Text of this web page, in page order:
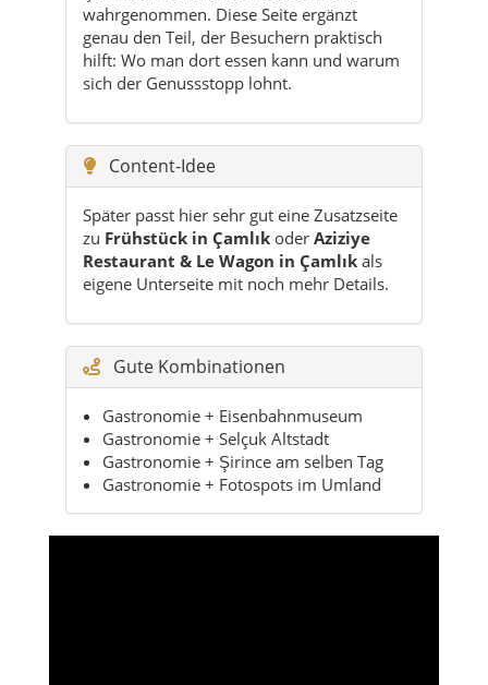
wahrgenommen. Diese Seite ergänzt
genau den Teil, der Besuchern praktisch
hilft: Wo man dort essen kann und warum
sich der Genussstopp lohnt.
Content-Idee
Später passt hier sehr gut eine Zusatzseite
zu Frühstück in Çamlık oder Aziziye
Restaurant & Le Wagon in Çamlık als
eigene Unterseite mit noch mehr Details.
Gute Kombinationen
Gastronomie + Eisenbahnmuseum
Gastronomie + Selçuk Altstadt
Gastronomie + Şirince am selben Tag
Gastronomie + Fotospots im Umland